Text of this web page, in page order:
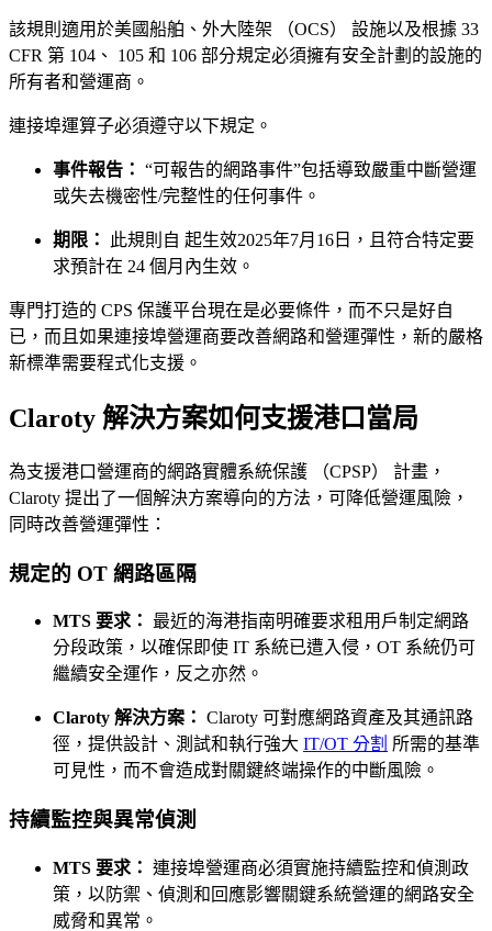
該規則適用於美國船舶、外大陸架 （OCS） 設施以及根據 33
CFR 第 104、 105 和 106 部分規定必須擁有安全計劃的設施的
所有者和營運商。
連接埠運算子必須遵守以下規定。
事件報告： “可報告的網路事件”包括導致嚴重中斷營運
或失去機密性/完整性的任何事件。
期限：
此規則自 起生效2025年7月16日，且符合特定要
求預計在 24 個月內生效。
專門打造的 CPS 保護平台現在是必要條件，而不只是好自
已，而且如果連接埠營運商要改善網路和營運彈性，新的嚴格
新標準需要程式化支援。
Claroty 解決方案如何支援港口當局
為支援港口營運商的網路實體系統保護 （CPSP） 計畫，
Claroty 提出了一個解決方案導向的方法，可降低營運風險，
同時改善營運彈性：
規定的 OT 網路區隔
MTS 要求：
最近的海港指南明確要求租用戶制定網路
分段政策，以確保即使 IT 系統已遭入侵，OT 系統仍可
繼續安全運作，反之亦然。
Claroty 解決方案： Claroty 可對應網路資產及其通訊路
徑，提供設計、測試和執行強大 IT/OT 分割 所需的基準
可見性，而不會造成對關鍵終端操作的中斷風險。
持續監控與異常偵測
MTS 要求： 連接埠營運商必須實施持續監控和偵測政
策，以防禦、偵測和回應影響關鍵系統營運的網路安全
威脅和異常。